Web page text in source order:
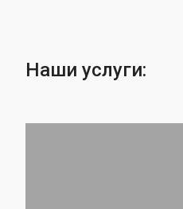
Наши услуги: